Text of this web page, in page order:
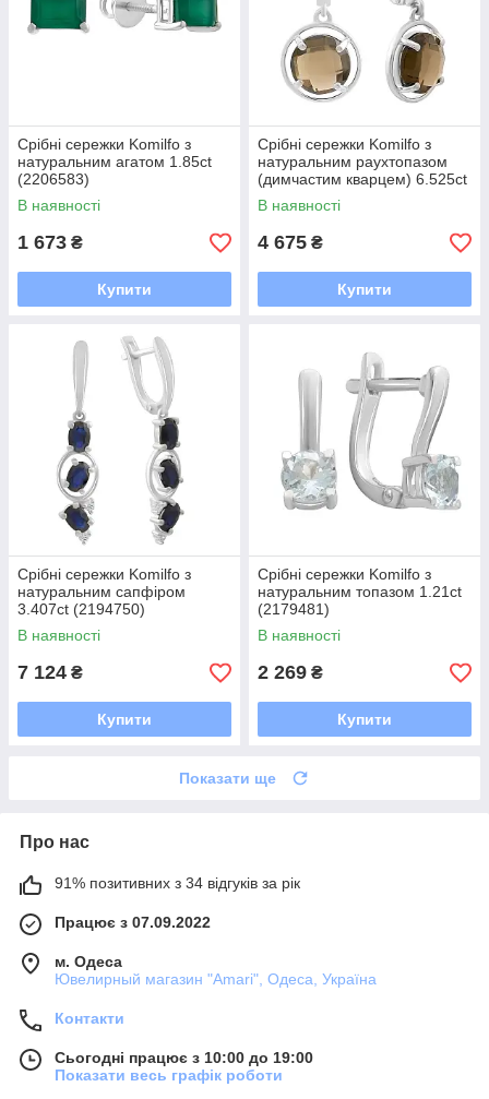
Срібні сережки Komilfo з
натуральним агатом 1.85ct
(2206583)
В наявності
1 673 ₴
Купити
Срібні сережки Komilfo з
натуральним раухтопазом
(димчастим кварцем) 6.525ct
(2207283)
В наявності
4 675 ₴
Купити
Срібні сережки Komilfo з
натуральним сапфіром
3.407ct (2194750)
В наявності
7 124 ₴
Купити
Срібні сережки Komilfo з
натуральним топазом 1.21ct
(2179481)
В наявності
2 269 ₴
Купити
Показати ще
Про нас
91% позитивних з 34 відгуків за рік
Працює з 07.09.2022
м. Одеса
Ювелирный магазин "Amari", Одеса, Україна
Контакти
Сьогодні працює з 10:00 до 19:00
Показати весь графік роботи